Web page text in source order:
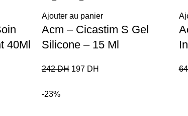
40Ml
Ajouter au panier
Acm – Cicastim S Gel
Silicone – 15 Ml
242DH 197 DH
-23%